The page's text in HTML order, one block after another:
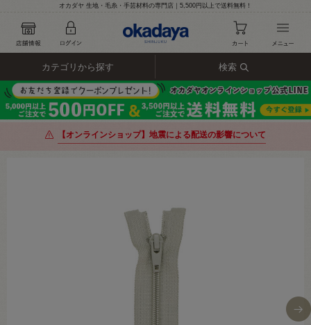
オカダヤ 生地・毛糸・手芸材料の専門店｜5,500円以上で送料無料！
カテゴリから探す 検索
【オンラインショップ】地震による配送の影響について